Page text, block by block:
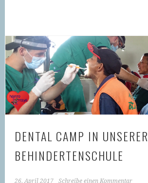
DENTAL CAMP IN UNSERER
BEHINDERTENSCHULE
26. April 2017 Schreibe einen Kommentar